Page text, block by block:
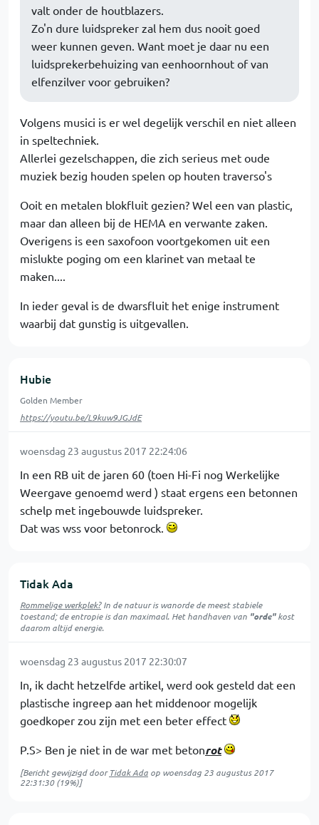
valt onder de houtblazers.
Zo'n dure luidspreker zal hem dus nooit goed
weer kunnen geven. Want moet je daar nu een
luidsprekerbehuizing van eenhoornhout of van
elfenzilver voor gebruiken?
Volgens musici is er wel degelijk verschil en niet alleen
in speltechniek.
Allerlei gezelschappen, die zich serieus met oude
muziek bezig houden spelen op houten traverso's
Ooit en metalen blokfluit gezien? Wel een van plastic,
maar dan alleen bij de HEMA en verwante zaken.
Overigens is een saxofoon voortgekomen uit een
mislukte poging om een klarinet van metaal te
maken....
In ieder geval is de dwarsfluit het enige instrument
waarbij dat gunstig is uitgevallen.
Hubie
Golden Member
https://youtu.be/L9kuw9JGJdE
woensdag 23 augustus 2017 22:24:06
In een RB uit de jaren 60 (toen Hi-Fi nog Werkelijke
Weergave genoemd werd ) staat ergens een betonnen
schelp met ingebouwde luidspreker.
Dat was wss voor betonrock.
Tidak Ada
Rommelige werkplek?In de natuur iswanordede meest stabiele
toestand; de entropie is dan maximaal. Het handhaven van "orde"kost
daarom altijd energie.
woensdag 23 augustus 2017 22:30:07
In, ik dacht hetzelfde artikel, werd ook gesteld dat een
plastische ingreep aan het middenoor mogelijk
goedkoper zou zijn met een beter effect
P.S> Ben je niet in de war met betonrot
[Bericht gewijzigd doorTidak Ada op woensdag 23 augustus 2017
22:31:30(19%)]